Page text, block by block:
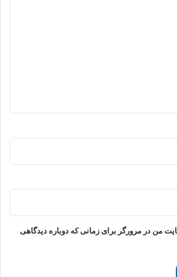
من در مرورگر برای زمانی که دوباره دیدگاهی